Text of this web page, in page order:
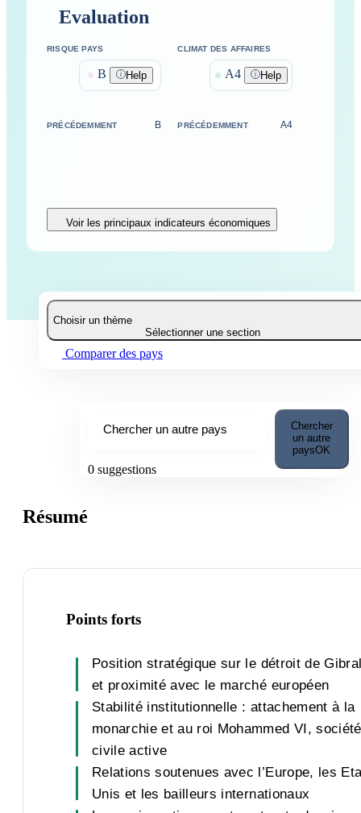
Evaluation
RISQUE PAYS
B Help
CLIMAT DES AFFAIRES
A4 Help
PRÉCÉDEMMENT B PRÉCÉDEMMENT A4
Voir les principaux indicateurs économiques
Choisir un thème
Sélectionner une section
Comparer des pays
Chercher un autre pays
0suggestions
Chercher
un autre
paysOK
Résumé
Points forts
Position stratégique sur le détroit de
et proximité avec le marché européen
Stabilité institutionnelle : attachement à la
monarchie et au roi Mohammed VI, société
civile active
Relations soutenues avec l’Europe, les
Unis et les bailleurs internationaux